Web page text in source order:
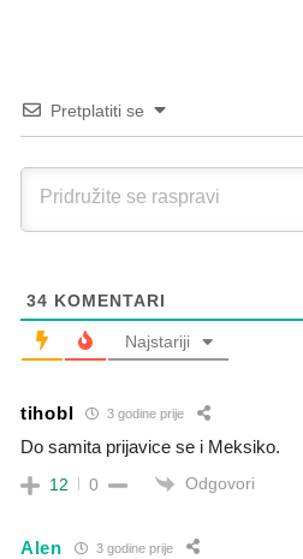
Pretplatiti se
34 KOMENTARI
Najstariji
tihobl 3 godine prije
Do samita prijavice se i Meksiko.
12 0 Odgovori
Alen 3 godine prije